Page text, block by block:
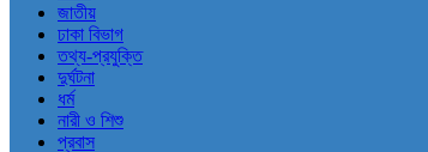
জাতীয়
ঢাকা বিভাগ
তথ্য-প্রযুক্তি
দুর্ঘটনা
ধর্ম
নারী ও শিশু
প্রবাস